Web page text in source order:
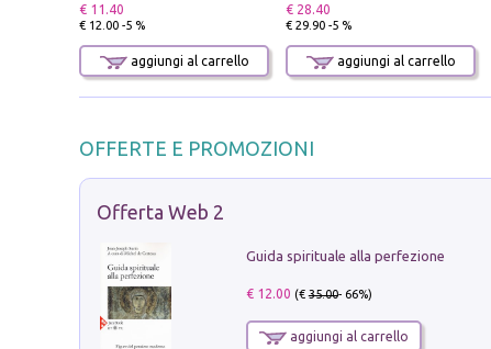
€ 11.40
€ 12.00 -5 %
aggiungi al carrello
€ 28.40
€ 29.90 -5 %
aggiungi al carrello
OFFERTE E PROMOZIONI
Offerta Web 2
Guida spirituale alla perfezione
€ 12.00 (€35.00- 66%)
aggiungi al carrello